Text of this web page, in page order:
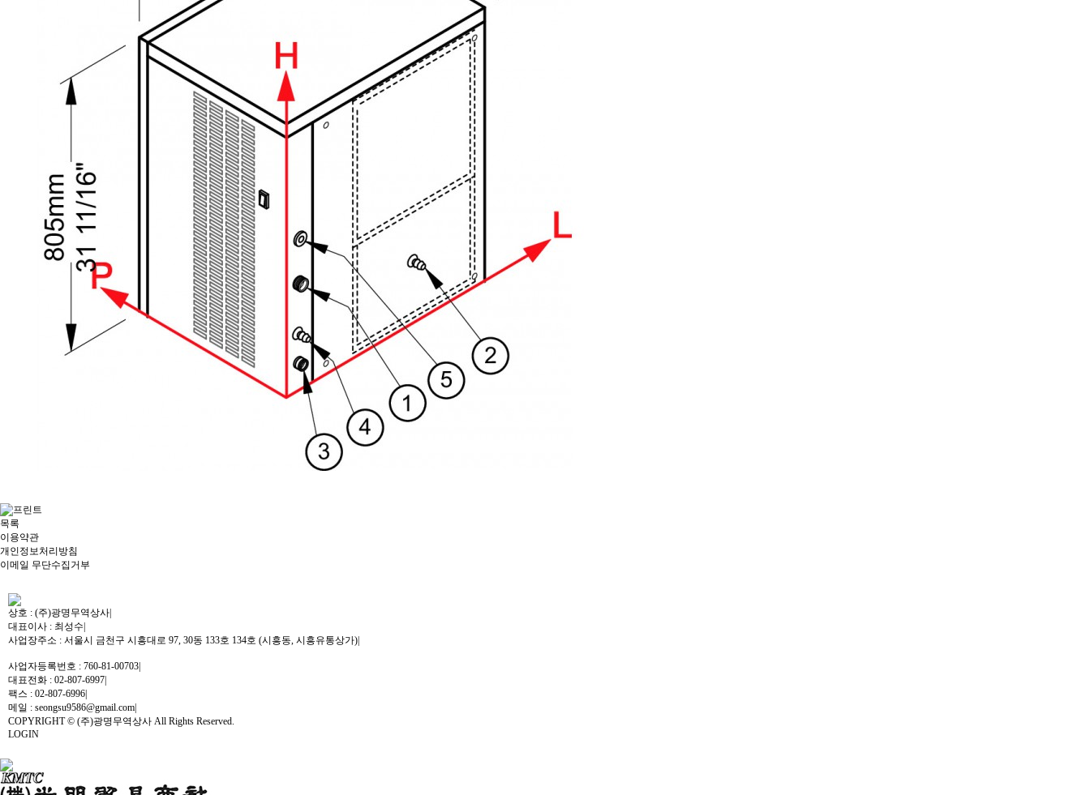
목록
이용약관
개인정보처리방침
이메일 무단수집거부
상호 : (주)광명무역상사|
대표이사 : 최성수|
사업장주소 : 서울시 금천구 시흥대로 97, 30동 133호 134호 (시흥동, 시흥유통상가)|
사업자등록번호 : 760-81-00703|
대표전화 : 02-807-6997|
팩스 : 02-807-6996|
메일 : seongsu9586@gmail.com|
COPYRIGHT © (주)광명무역상사 All Rights Reserved.
LOGIN